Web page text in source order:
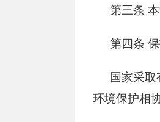
第三条
第四条
国家采
环境保护相协